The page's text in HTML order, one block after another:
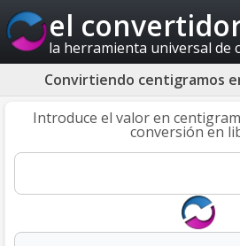
el
la herramienta universal de
Convirtiendo centigramos
Introduce el valor en
conversión en